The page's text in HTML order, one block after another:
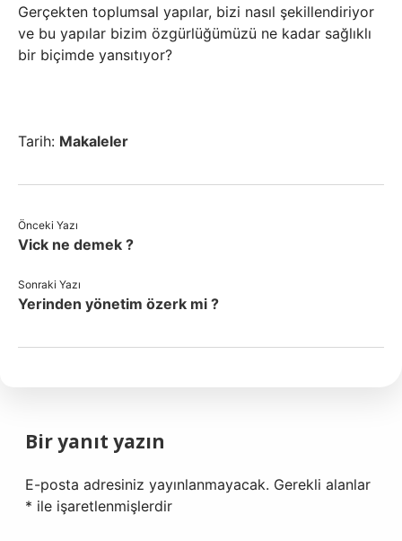
Gerçekten toplumsal yapılar, bizi nasıl şekillendiriyor
ve bu yapılar bizim özgürlüğümüzü ne kadar sağlıklı
bir biçimde yansıtıyor?
Tarih: Makaleler
Önceki Yazı
Vick ne demek ?
Sonraki Yazı
Yerinden yönetim özerk mi ?
Bir yanıt yazın
E-posta adresiniz yayınlanmayacak. Gerekli alanlar
* ile işaretlenmişlerdir